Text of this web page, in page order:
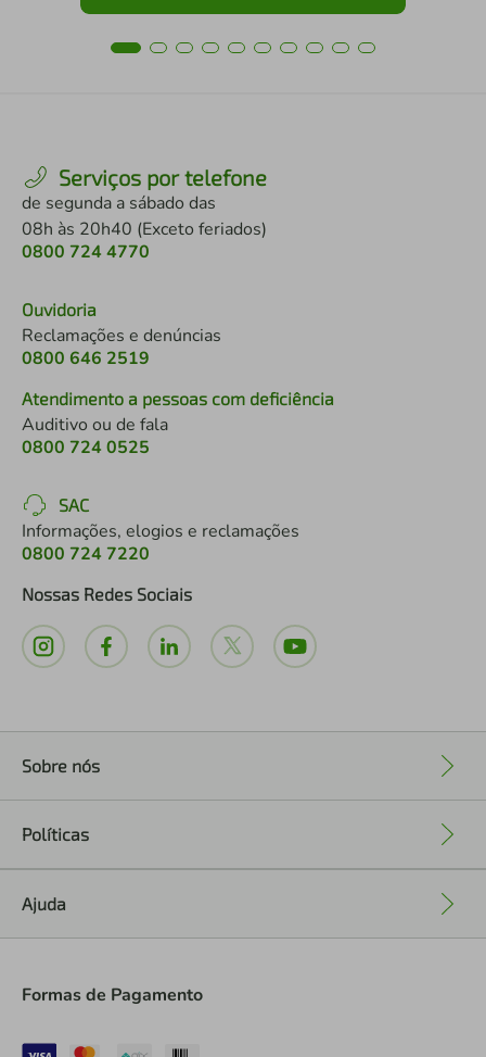
Serviços por telefone
de segunda a sábado das
08h às 20h40 (Exceto feriados)
0800 724 4770
Ouvidoria
Reclamações e denúncias
0800 646 2519
Atendimento a pessoas com deficiência
Auditivo ou de fala
0800 724 0525
SAC
Informações, elogios e reclamações
0800 724 7220
Nossas Redes Sociais
Sobre nós
Políticas
Ajuda
Formas de Pagamento